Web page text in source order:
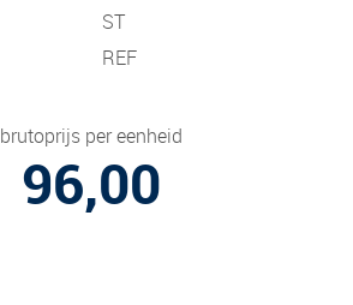
ST
REF
brutoprijs per eenheid
96,00